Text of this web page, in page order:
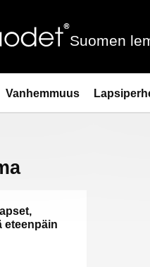
Suomen
Vanhemmuus
eteenpäin